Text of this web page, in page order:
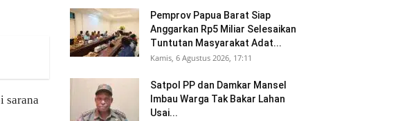
sarana
Pemprov Papua Barat Siap
Anggarkan Rp5 Miliar Selesaikan
Tuntutan Masyarakat Adat...
Kamis, 6 Agustus 2026, 17:11
Satpol PP dan Damkar Mansel
Imbau Warga Tak Bakar Lahan
Usai...